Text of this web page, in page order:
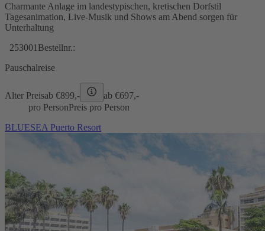
Charmante Anlage im landestypischen, kretischen Dorfstil
Tagesanimation, Live-Musik und Shows am Abend sorgen für
Unterhaltung
253001 Bestellnr.:
Pauschalreise
Alter Preisab €899,- ab €697,-
pro PersonPreis pro Person
BLUESEA Puerto Resort